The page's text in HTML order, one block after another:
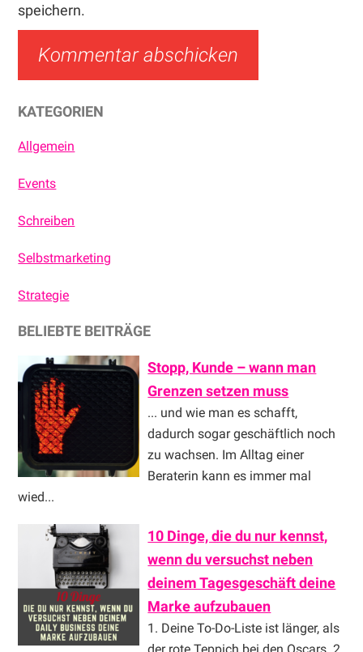
speichern.
Haupt-
Sidebar
KATEGORIEN
Allgemein
Events
Schreiben
Selbstmarketing
Strategie
BELIEBTE BEITRÄGE
Stopp, Kunde – wann man
Grenzen setzen muss
... und wie man es schafft,
dadurch sogar geschäftlich noch
zu wachsen. Im Alltag einer
Beraterin kann es immer mal
wied...
10 Dinge, die du nur kennst,
wenn du versuchst neben
deinem Tagesgeschäft deine
Marke aufzubauen
1. Deine To-Do-Liste ist länger, als